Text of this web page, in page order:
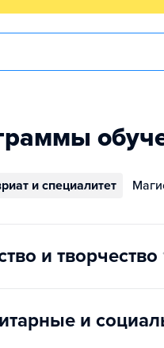
и специалитет
и творчество
и